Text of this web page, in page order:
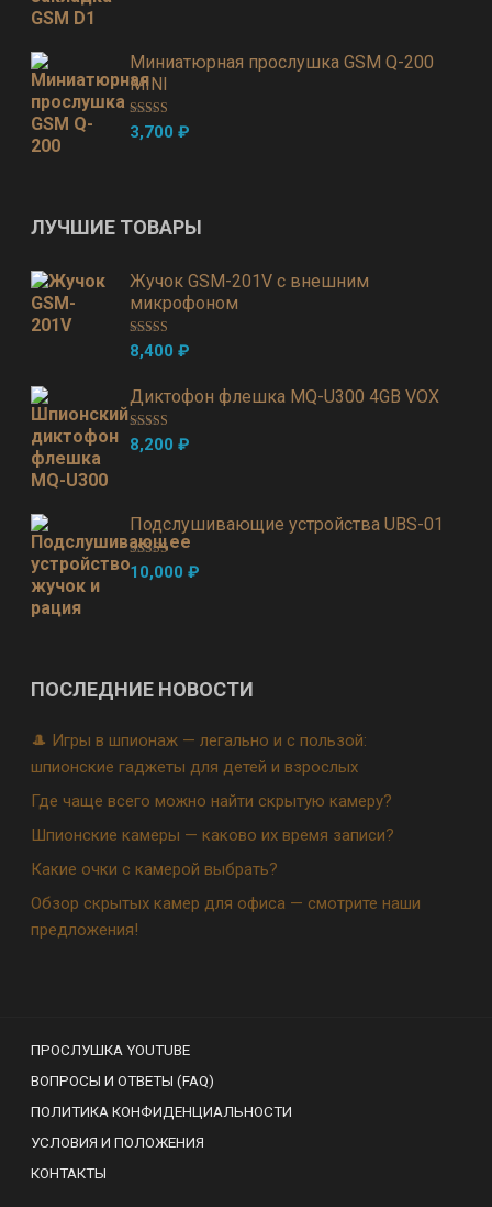
Миниатюрная прослушка GSM Q-200
MINI
Оценка 5.00
из 5
3,700₽
ЛУЧШИЕ ТОВАРЫ
Жучок GSM-201V с внешним
микрофоном
Оценка 5.00
из 5
8,400₽
Диктофон флешка MQ-U300 4GB VOX
Оценка 5.00
из 5
8,200₽
Подслушивающие устройства UBS-01
Оценка5.00
из 5
10,000₽
ПОСЛЕДНИЕ НОВОСТИ
🎩 Игры в шпионаж — легально и с пользой:
шпионские гаджеты для детей и взрослых
Где чаще всего можно найти скрытую камеру?
Шпионские камеры — каково их время записи?
Какие очки с камерой выбрать?
Обзор скрытых камер для офиса — смотрите наши
предложения!
ПРОСЛУШКА YOUTUBE
ВОПРОСЫ И ОТВЕТЫ (FAQ)
ПОЛИТИКА КОНФИДЕНЦИАЛЬНОСТИ
УСЛОВИЯ И ПОЛОЖЕНИЯ
КОНТАКТЫ